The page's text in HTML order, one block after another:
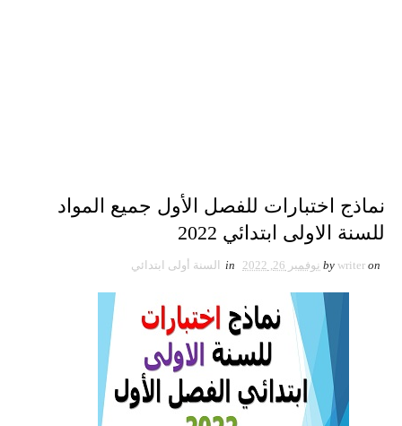
نماذج اختبارات للفصل الأول جميع المواد
للسنة الاولى ابتدائي 2022
by writer on نوفمبر 26, 2022 in السنة أولى ابتدائي